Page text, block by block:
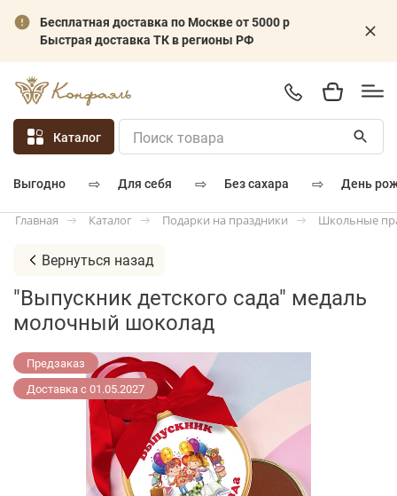
Бесплатная доставка по Москве от 5000 р
Быстрая доставка ТК в регионы РФ
Каталог
выгодно ⇨ для себя ⇨ без сахара ⇨ день
Главная Каталог Подарки на праздники Школьные
Вернуться назад
"Выпускник детского сада" медаль
молочный шоколад
Предзаказ
Доставка с 01.05.2027